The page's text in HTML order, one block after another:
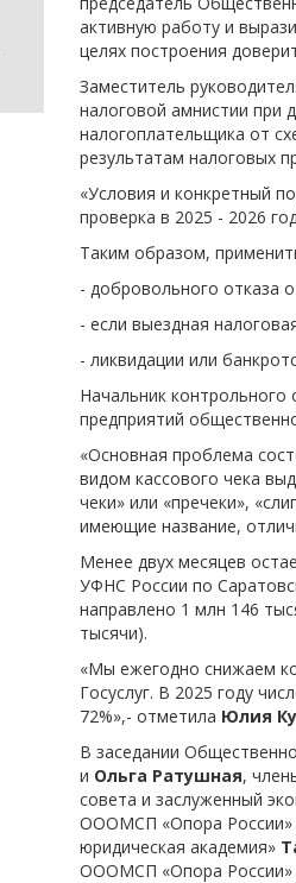
активную работу и
целях построения
Заместитель
налоговой амнистии при
налогоплательщика от
результатам налоговых
«Условия и конкретный
проверка в 2025 - 2026
Таким образом,
- добровольного отказа
- если выездная
- ликвидации или
Начальник контрольного
предприятий
«Основная проблема
видом кассового чека
чеки» или «пречеки»,
имеющие название,
Менее двух месяцев
УФНС России по
направлено 1 млн 146
тысячи).
«Мы ежегодно снижаем
Госуслуг. В 2025 году
72%»,- отметила Юлия
В заседании
и Ольга Ратушная,
совета и заслуженный
ОООМСП «Опора России»
юридическая академия»
ОООМСП «Опора России»